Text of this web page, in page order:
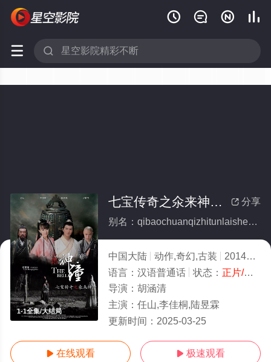
   
 
1-1全集/大结局
 分享
七宝传奇之氽来神钟(全集)
别名：qibaochuanqizhitunlaishenzhong
中国大陆 动作,奇幻,古装 2014
7.0
语言： 汉语普通话 状态： 正片/高清
导演： 胡涵清
主演： 任山,李佳桐,陆昱霖
更新时间： 2025-03-25
 在线观看  极速观看